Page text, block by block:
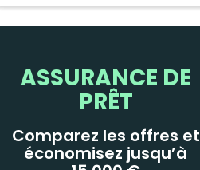
ASSURANCE DE
PRÊT
Comparez les offres et
économisez jusqu’à